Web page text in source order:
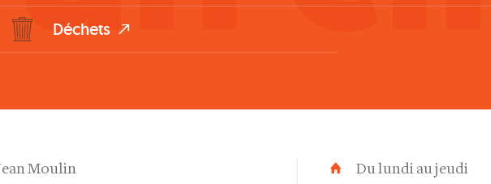
Déchets
Moulin Du lundi au jeudi